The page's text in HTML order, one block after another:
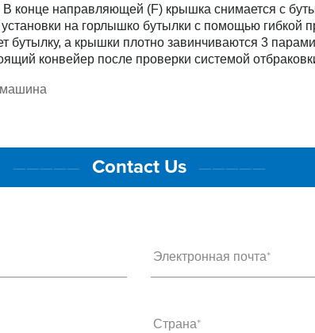
направляющей (F) крышка снимается с
установки на горлышко бутылки с помощью
бутылку, а крышки плотно завинчиваются 3
конвейер после проверки системой
машина
————— Contact Us —————
Электронная почта*
Страна*